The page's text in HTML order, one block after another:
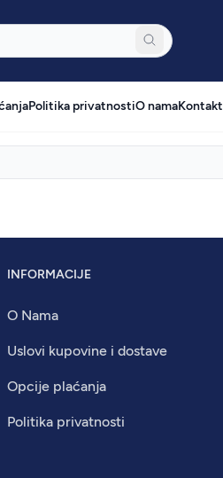
Politika privatnostiO namaKontakt
INFORMACIJE
O Nama
Uslovi kupovine i dostave
Opcije plaćanja
Politika privatnosti